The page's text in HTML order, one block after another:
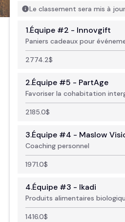
Le classement sera mis à
1.Équipe #2 - Innovgift
Paniers cadeaux pour
2774.2$
2.Équipe #5 - PartAge
Favoriser la cohabitation
2185.0$
3.Équipe #4 - Maslow
Coaching personnel
1971.0$
4.Équipe #3 - Ikadi
Produits alimentaires
1416.0$